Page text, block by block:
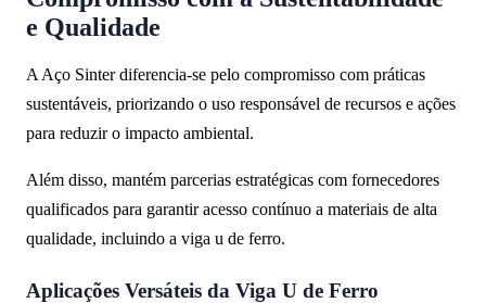
e Qualidade
A Aço Sinter diferencia-se pelo compromisso com práticas
sustentáveis, priorizando o uso responsável de recursos e ações
para reduzir o impacto ambiental.
Além disso, mantém parcerias estratégicas com fornecedores
qualificados para garantir acesso contínuo a materiais de alta
qualidade, incluindo a viga u de ferro.
Aplicações Versáteis da Viga U de Ferro